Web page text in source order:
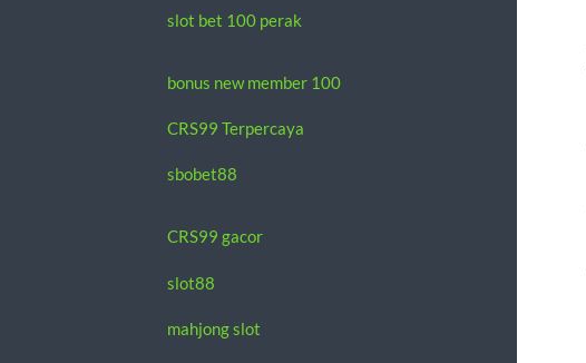
slot bet 100 perak
bonus new member 100
CRS99 Terpercaya
sbobet88
CRS99 gacor
slot88
mahjong slot